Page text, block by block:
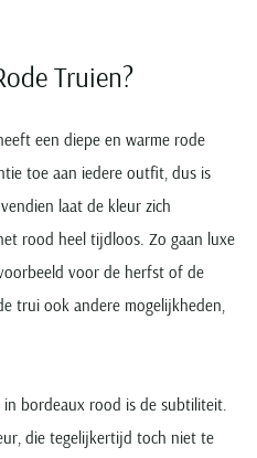
Truien?
een diepe en warme rode
toe aan iedere outfit, dus is
laat de kleur zich
rood heel tijdloos. Zo gaan luxe
voor de herfst of de
trui ook andere mogelijkheden,
bordeaux rood is de subtiliteit.
die tegelijkertijd toch niet te